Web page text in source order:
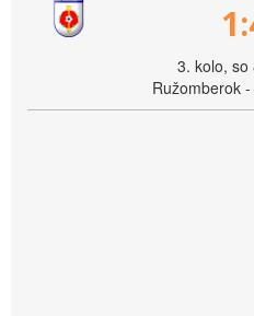
3. kolo, so
Ružomberok